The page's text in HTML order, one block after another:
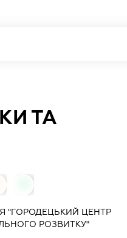
ТА
"ГОРОДЕЦЬКИЙ ЦЕНТР
РОЗВИТКУ"